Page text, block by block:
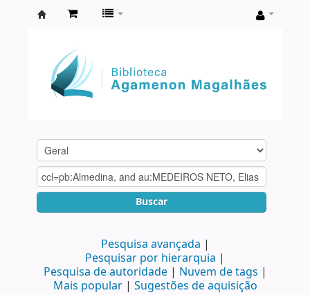
Agamenon
Magalhães
Buscar
Pesquisa avançada
Pesquisar por hierarquia
Pesquisa de autoridade
Nuvem de tags
Mais popular
Sugestões de aquisição